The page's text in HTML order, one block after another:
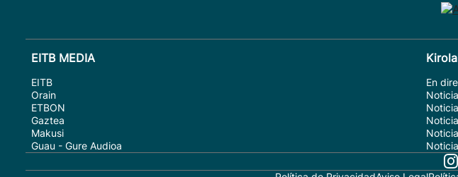
EITB MEDIA
EITB
Orain
ETBON
Gaztea
Makusi
Guau - Gure Audioa
En